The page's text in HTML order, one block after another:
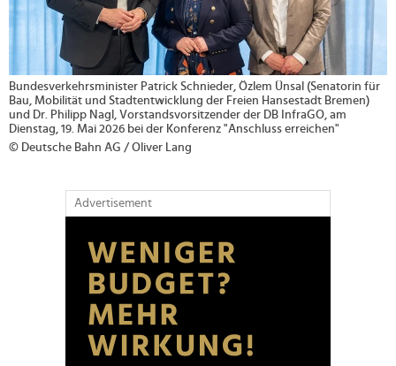
Bundesverkehrsminister Patrick Schnieder, Özlem Ünsal (Senatorin für
Bau, Mobilität und Stadtentwicklung der Freien Hansestadt Bremen)
und Dr. Philipp Nagl, Vorstandsvorsitzender der DB InfraGO, am
Dienstag, 19. Mai 2026 bei der Konferenz "Anschluss erreichen"
© Deutsche Bahn AG / Oliver Lang
Advertisement